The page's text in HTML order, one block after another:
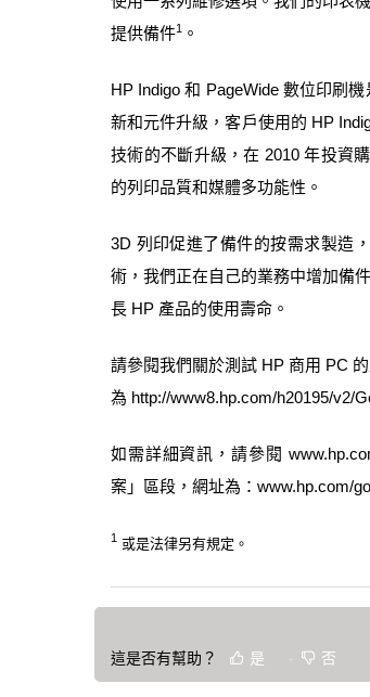
提供備件1 。
HP Indigo和 PageWide 數位印刷機
新和元件升級，客戶使用的 HP
技術的不斷升級，在 2010年投資
的列印品質和媒體多功能性。
3D 列印促進了備件的按需求製造
術，我們正在自己的業務中增加備
長 HP 產品的使用壽命。
請參閱我們關於測試 HP 商用 PC
為 http://www8.hp.com/h20195/v2/
如需詳細資訊，請參閱
案」區段，網址為： www.hp.com/
1 或是法律另有規定。
這是否有幫助？ 是 否